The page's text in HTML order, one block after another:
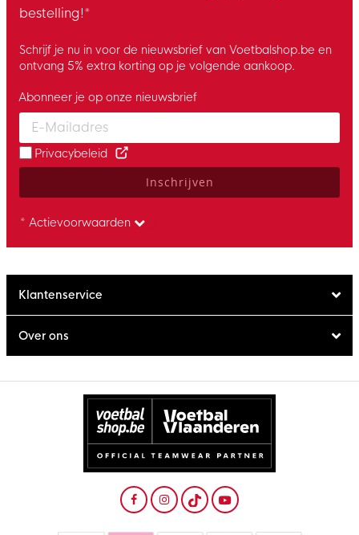
bestelling!*
Schrijf je nu in voor de nieuwsbrief van Voetbalshop.be en
ontvang 5% extra korting op je volgende aankoop.
Enter your email and accept the privacy policy to subscribe to
Abonneer je op onze nieuwsbrief
Privacybeleid
Inschrijven
* Actievoorwaarden
Klantenservice
Over ons